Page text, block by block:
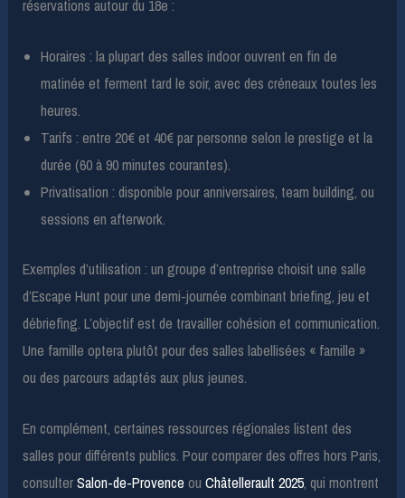
réservations autour du 18e :
Horaires : la plupart des salles indoor ouvrent en fin de
matinée et ferment tard le soir, avec des créneaux toutes les
heures.
Tarifs : entre 20€ et 40€ par personne selon le prestige et la
durée (60 à 90 minutes courantes).
Privatisation : disponible pour anniversaires, team building, ou
sessions en afterwork.
Exemples d’utilisation : un groupe d’entreprise choisit une salle
d’Escape Hunt pour une demi-journée combinant briefing, jeu et
débriefing. L’objectif est de travailler cohésion et communication.
Une famille optera plutôt pour des salles labellisées « famille »
ou des parcours adaptés aux plus jeunes.
En complément, certaines ressources régionales listent des
salles pour différents publics. Pour comparer des offres hors Paris,
consulterSalon-de-ProvenceouChâtellerault 2025, qui montrent